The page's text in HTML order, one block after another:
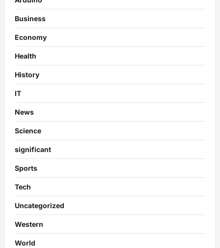
Business
Economy
Health
History
IT
News
Science
significant
Sports
Tech
Uncategorized
Western
World